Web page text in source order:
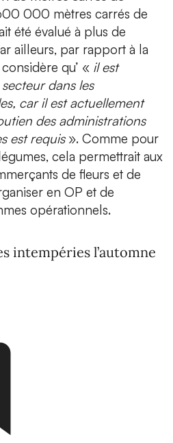
000 mètres carrés de
été évalué à plus de
ailleurs, par rapport à la
qu’ « il est
dans les
car il est actuellement
des administrations
est requis ». Comme pour
cela permettrait aux
de fleurs et de
en OP et de
opérationnels.
intempéries l’automne